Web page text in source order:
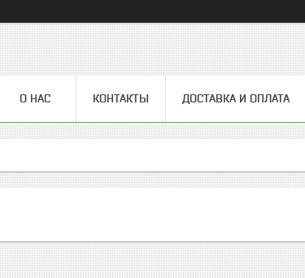
О НАС КОНТАКТЫ ДОСТАВКА И ОПЛАТА